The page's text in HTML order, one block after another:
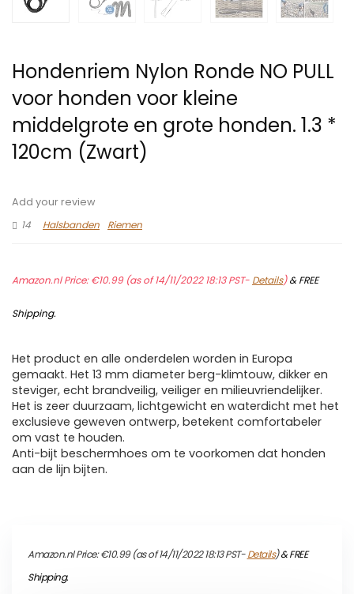
Hondenriem Nylon Ronde NO PULL
voor honden voor kleine
middelgrote en grote honden. 1.3 *
120cm (Zwart)
Add your review
14
Halsbanden Riemen
Amazon.nl Price:€10.99(as of 14/11/2022 18:13 PST- Details)&FREE
Shipping.
Het product en alle onderdelen worden in Europa
gemaakt. Het 13 mm diameter berg-klimtouw, dikker en
steviger, echt brandveilig, veiliger en milieuvriendelijker.
Het is zeer duurzaam, lichtgewicht en waterdicht met het
exclusieve geweven ontwerp, betekent comfortabeler
om vast te houden.
Anti-bijt beschermhoes om te voorkomen dat honden
aan de lijn bijten.
Amazon.nl Price:€10.99(as of 14/11/2022 18:13 PST-Details)&FREE
Shipping.